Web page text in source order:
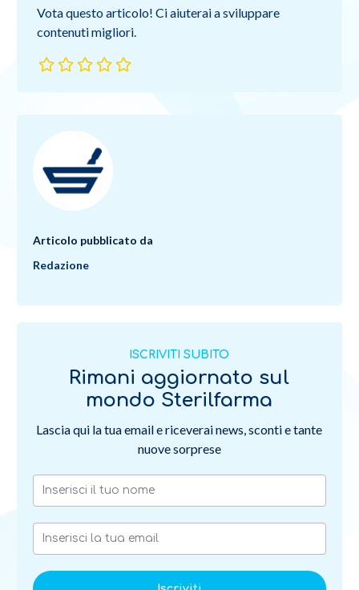
Vota questo articolo! Ci aiuterai a sviluppare
contenuti migliori.
Articolo pubblicato da
Redazione
ISCRIVITI SUBITO
Rimani aggiornato sul
mondo Sterilfarma
Lascia qui la tua email e riceverai news, sconti e tante
nuove sorprese